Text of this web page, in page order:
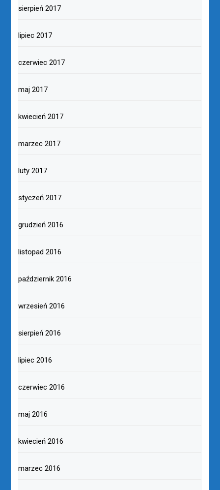
sierpień 2017
lipiec 2017
czerwiec 2017
maj 2017
kwiecień 2017
marzec 2017
luty 2017
styczeń 2017
grudzień 2016
listopad 2016
październik 2016
wrzesień 2016
sierpień 2016
lipiec 2016
czerwiec 2016
maj 2016
kwiecień 2016
marzec 2016